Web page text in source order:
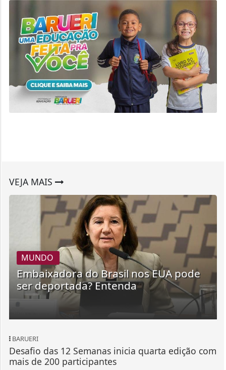
VEJA MAIS
MUNDO
Embaixadora do Brasil nos EUA pode
ser deportada? Entenda
BARUERI
Desafio das 12 Semanas inicia quarta edição com
mais de 200 participantes